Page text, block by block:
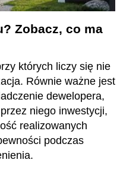
Zobacz, co ma
których liczy się nie
Równie ważne jest
dewelopera,
niego inwestycji,
realizowanych
podczas